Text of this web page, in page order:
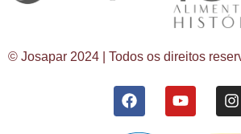
© Josapar 2024 | Todos os direitos